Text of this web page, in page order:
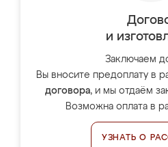
и
Заключаем
Вы вносите предоплату в
договора, и мы отдаём
Возможна оплата в
УЗНАТЬ О